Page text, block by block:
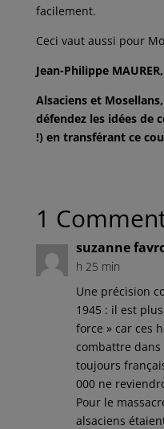
facilement.
Ceci vaut aussi pour
Jean-Philippe
Alsaciens et
défendez les idées de
!) en transférant ce
1
suzanne
h 25 min
Une précision
1945 : il est
force » car ces
combattre dans
toujours
000 ne
Pour le
alsaciens